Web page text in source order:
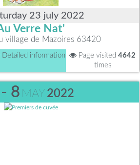
23 july 2022
Verre Nat'
village de Mazoires 63420
Detailed information Page visited 4642
times
8 MAY 2022